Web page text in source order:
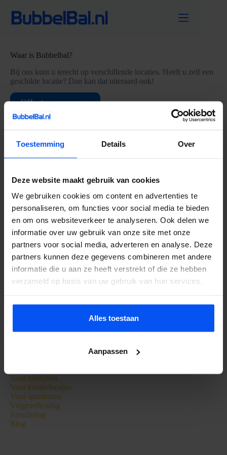
Toestemming Details Over
Deze website maakt gebruik van cookies
We gebruiken cookies om content en advertenties te
personaliseren, om functies voor social media te bieden
en om ons websiteverkeer te analyseren. Ook delen we
informatie over uw gebruik van onze site met onze
partners voor social media, adverteren en analyse. Deze
partners kunnen deze gegevens combineren met andere
informatie die u aan ze heeft verstrekt of die ze hebben
verzameld op basis van uw gebruik van hun services.
Alles toestaan
Aanpassen
naar
Waar is Bubbelbal?
Bij ons kunt u terecht op verschillende locaties. Heeft u zelf een
geschikte locatie? Dan kan dat uiteraard ook!
Offerte aanvragen
Social media
Facebook
Twitter
Instagram
Contactinformatie
Bubbel Bal
Zieuwentseweg 50
7136LC Zieuwent
Tel:+31 615295581
info@bubbelbal.nl
Extra Informatie
Voor bedrijven
Voor kinderfeestjes
Voor sportteams
Vrijgezellendag
Familiedag
Blog